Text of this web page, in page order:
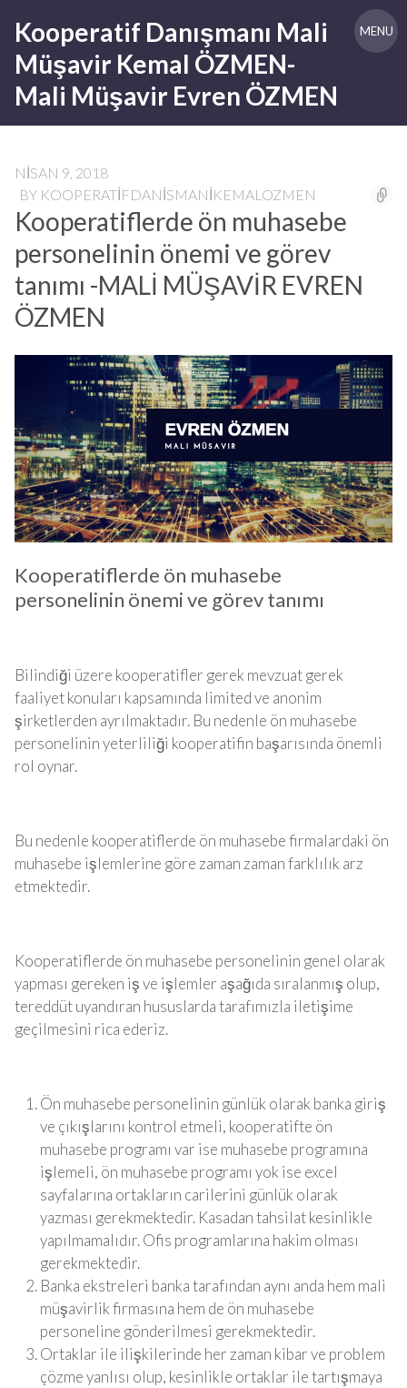
content
Kooperatif Danışmanı Mali
Müşavir Kemal ÖZMEN-
Mali Müşavir Evren ÖZMEN
MENU
NISAN 9, 2018
BY KOOPERATIFDANISMANIKEMALOZMEN
Kooperatiflerde ön muhasebe
personelinin önemi ve görev
tanımı -MALİ MÜŞAVİR EVREN
ÖZMEN
Kooperatiflerde ön muhasebe
personelinin önemi ve görev tanımı
Bilindiği üzere kooperatifler gerek mevzuat gerek
faaliyet konuları kapsamında limited ve anonim
şirketlerden ayrılmaktadır. Bu nedenle ön muhasebe
personelinin yeterliliği kooperatifin başarısında önemli
rol oynar.
Bu nedenle kooperatiflerde ön muhasebe firmalardaki ön
muhasebe işlemlerine göre zaman zaman farklılık arz
etmektedir.
Kooperatiflerde ön muhasebe personelinin genel olarak
yapması gereken iş ve işlemler aşağıda sıralanmış olup,
tereddüt uyandıran hususlarda tarafımızla iletişime
geçilmesini rica ederiz.
Ön muhasebe personelinin günlük olarak banka giriş
ve çıkışlarını kontrol etmeli, kooperatifte ön
muhasebe programı var ise muhasebe programına
işlemeli, ön muhasebe programı yok ise excel
sayfalarına ortakların carilerini günlük olarak
yazması gerekmektedir. Kasadan tahsilat kesinlikle
yapılmamalıdır. Ofis programlarına hakim olması
gerekmektedir.
Banka ekstreleri banka tarafından aynı anda hem mali
müşavirlik firmasına hem de ön muhasebe
personeline gönderilmesi gerekmektedir.
Ortaklar ile ilişkilerinde her zaman kibar ve problem
çözme yanlısı olup, kesinlikle ortaklar ile tartışmaya